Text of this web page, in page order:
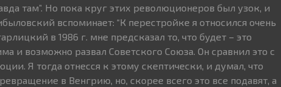
там”. Но пока круг этих революционеров был узок, и
вспоминает: “К перестройке я относился очень
в 1986 г. мне предсказал то, что будет – это
и возможно развал Советского Союза. Он сравнил это с
Я тогда отнесся к этому скептически, и думал, что
в Венгрию, но, скорее всего это все подавят, а